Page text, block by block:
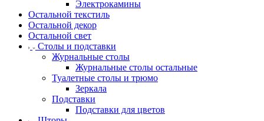
Электрокамины
Остальной текстиль
Остальной декор
Остальной свет
Столы и подставки
Журнальные столы
Журнальные столы остальные
Туалетные столы и трюмо
Зеркала
Подставки
Подставки для цветов